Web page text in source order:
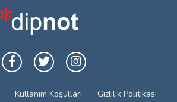
Kullanım Koşulları Gizlilik Politikası